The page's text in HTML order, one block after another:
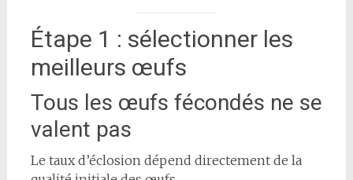
Étape 1 : sélectionner les
meilleurs œufs
Tous les œufs fécondés ne se
valent pas
Le taux d’éclosion dépend directement de la